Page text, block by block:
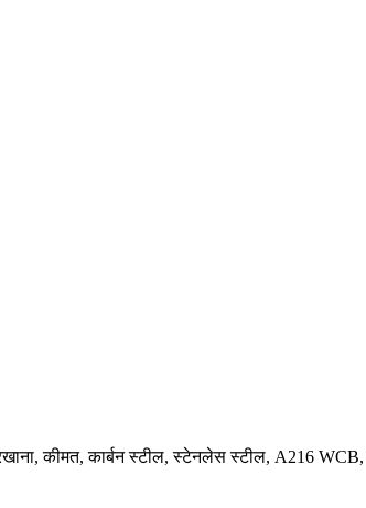
कीमत, कार्बन स्टील, स्टेनलेस स्टील, A216